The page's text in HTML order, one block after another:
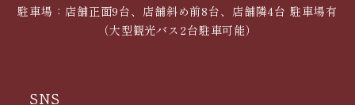
駐車場：店舗正面9台、店舗斜め前8台、店舗隣4台 駐車場有
（大型観光バス2台駐車可能）
SNS